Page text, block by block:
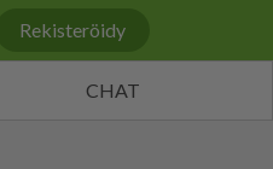
Rekisteröidy
CHAT